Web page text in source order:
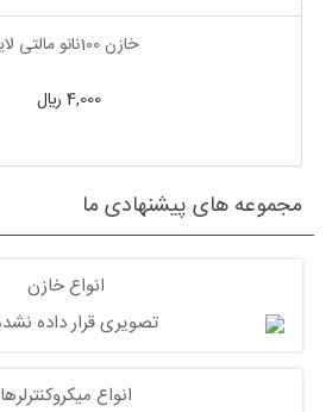
خازن 100نانو مالتی لایر
4,000 ﷼
مجموعه های پیشنهادی ما
انواع خازن
انواع میکروکنترلرها